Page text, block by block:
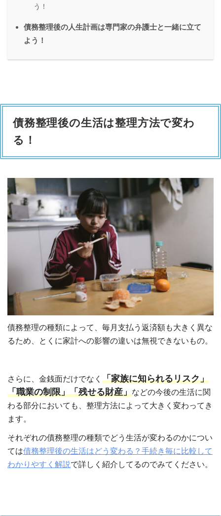
う！
債務整理後の人生計画は専門家の弁護士と一緒に立て
よう！
債務整理後の生活は整理方法で変わ
る！
債務整理の種類によって、毎月支払う返済額も大きく異な
るため、とくに家計への影響の違いは無視できないもの。
さらに、金銭面だけでなく 「家族に知られるリスク」
「職業の制限」「残せる財産」などの今後の生活に関
わる部分においても、整理方法によって大きく変わってき
ます。
それぞれの債務整理の種類でどう生活が変わるのかについ
ては債務整理後の生活はどう変わる？手続き毎に比較して
わかりやすく解説で詳しく紹介してるのでみてください。